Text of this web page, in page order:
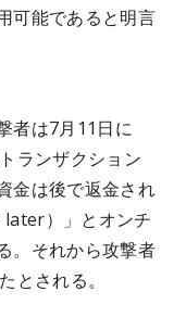
可能であると明言
者は7月11日に
ランザクション
金は後で返金され
）」とオンチ
。それから攻撃者
とされる。